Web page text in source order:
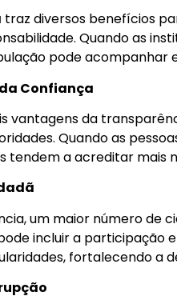
traz diversos benefícios
Quando as
pode acompanhar
Confiança
vantagens da
Quando as
tendem a acreditar mais
um maior número de
incluir a participação
fortalecendo a